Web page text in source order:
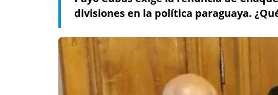
divisiones en la política paraguaya.